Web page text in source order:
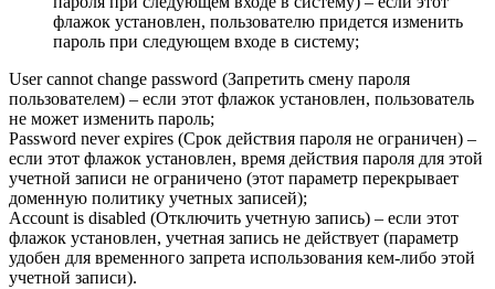
флажок установлен, пользователю придется изменить
пароль при следующем входе в систему;
User cannot change password (Запретить смену пароля
пользователем) – если этот флажок установлен, пользователь
не может изменить пароль;
Password never expires (Срок действия пароля не ограничен) –
если этот флажок установлен, время действия пароля для этой
учетной записи не ограничено (этот параметр перекрывает
доменную политику учетных записей);
Account is disabled (Отключить учетную запись) – если этот
флажок установлен, учетная запись не действует (параметр
удобен для временного запрета использования кем-либо этой
учетной записи).